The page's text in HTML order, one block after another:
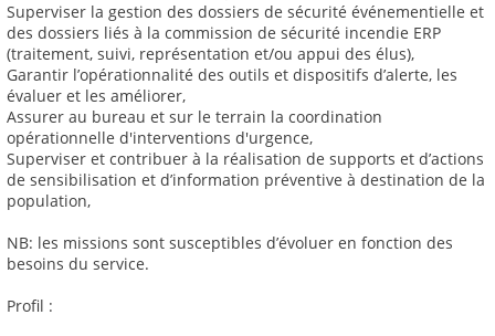
Superviser la gestion des dossiers de sécurité événementielle et
des dossiers liés à la commission de sécurité incendie ERP
(traitement, suivi, représentation et/ou appui des élus),
Garantir l’opérationnalité des outils et dispositifs d’alerte, les
évaluer et les améliorer,
Assurer au bureau et sur le terrain la coordination
opérationnelle d'interventions d'urgence,
Superviser et contribuer à la réalisation de supports et d’actions
de sensibilisation et d’information préventive à destination de la
population,
NB: les missions sont susceptibles d’évoluer en fonction des
besoins du service.
Profil :